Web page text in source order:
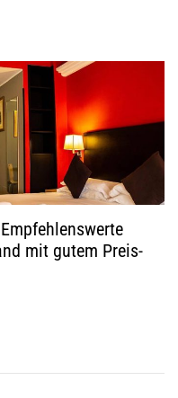
mit gutem Preis-